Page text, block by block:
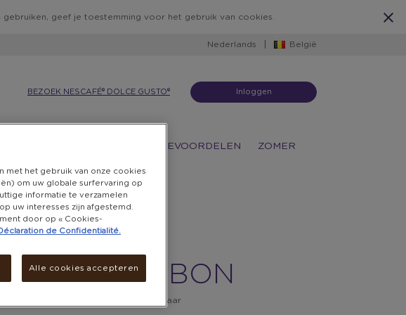
geef je toestemming voor het gebruik van cookies.
Nederlands België
BEZOEK NESCAFÉ® DOLCE GUSTO® Inloggen
KOFFIEVOORDELEN ZOMER
ADIDAS
CADEAUBON
Online en in winkels inwisselbaar
met het gebruik van onze cookies
om uw globale surfervaring op
informatie te verzamelen
uw interesses zijn afgestemd.
door op « Cookies-
de Confidentialité.
Alle cookies accepteren